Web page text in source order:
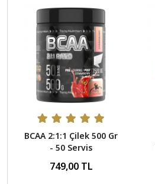
BCAA 2:1:1 Çilek 500 Gr
- 50 Servis
749,00 TL